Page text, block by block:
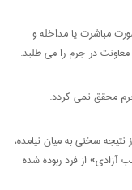
مباشرت یا مداخله و
در جرم را می طلبد.
محقق نمی گردد.
قانون یاد شده از نتیجه سخنی به میان نیامده،
آزادی» از فرد ربوده شده